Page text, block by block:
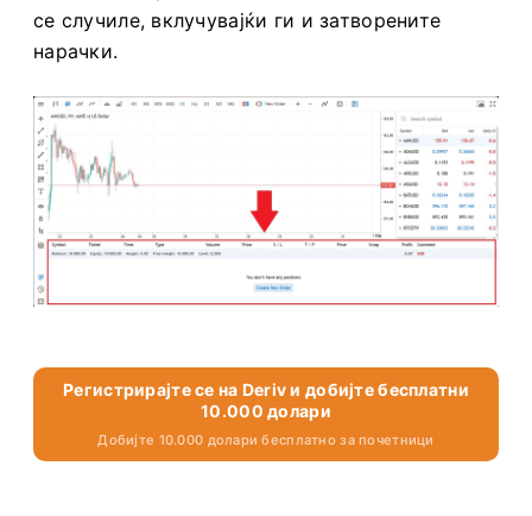
сметкасобира податоци од активностите што
се случиле, вклучувајќи ги и затворените
Регистрирајте се на Deriv и добијте бесплатни
10.000 долари